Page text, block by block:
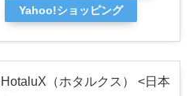
Yahoo!ショッピング
HotaluX（ホタルクス） <日本